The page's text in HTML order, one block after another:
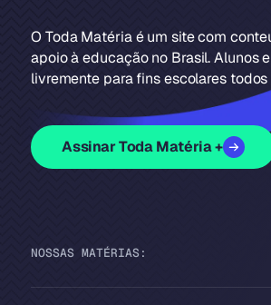
O Toda Matéria é um site com
apoio à educação no Brasil. Alunos
livremente para fins escolares
Assinar Toda Matéria +
NOSSAS MATÉRIAS: